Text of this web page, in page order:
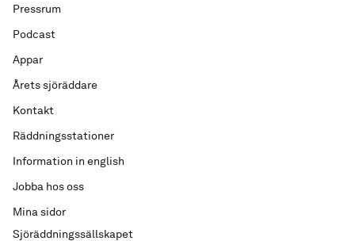
Sjöräddningssällskapet
Pressrum
Podcast
Appar
Årets sjöräddare
Kontakt
Räddningsstationer
Information in english
Jobba hos oss
Mina sidor